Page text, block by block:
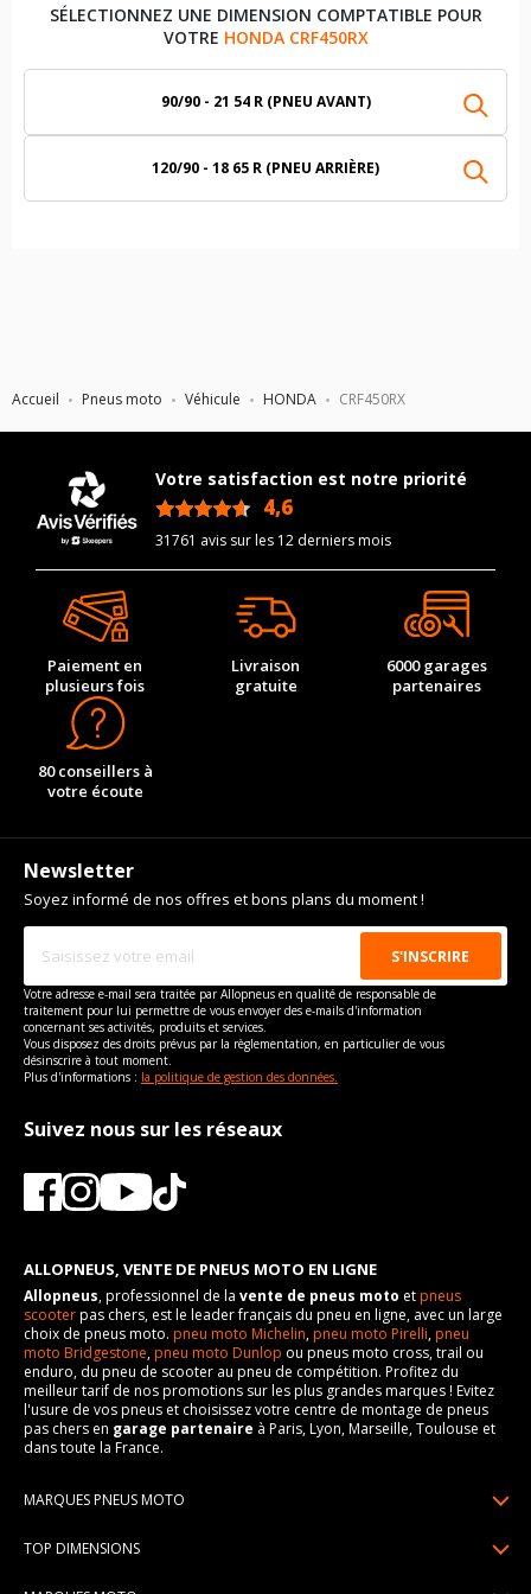
Accueil Pneus moto Véhicule HONDA CRF450RX
SÉLECTIONNEZ UNE DIMENSION COMPTATIBLE POUR
VOTRE HONDA CRF450RX
90/90 - 21 54 R (PNEU AVANT)
120/90 - 18 65 R (PNEU ARRIÈRE)
Votre satisfaction est notre priorité
4,6
31761 avis sur les 12 derniers mois
Paiement en
plusieurs fois
Livraison
gratuite
6000 garages
partenaires
80 conseillers à
votre écoute
Newsletter
Soyez informé de nos offres et bons plans du moment !
Votre adresse e-mail sera traitée par Allopneus en qualité de responsable de
traitement pour lui permettre de vous envoyer des e-mails d'information
concernant ses activités, produits et services.
Vous disposez des droits prévus par la règlementation, en particulier de vous
désinscrire à tout moment.
Plus d'informations : la politique de gestion des données.
Suivez nous sur les réseaux
ALLOPNEUS, VENTE DE PNEUS MOTO EN LIGNE
Allopneus, professionnel de la vente de pneus moto etpneus
scooterpas chers, est le leader français du pneu en ligne, avec un large
choix de pneus moto. pneu moto Michelin,pneu moto Pirelli,pneu
moto Bridgestone,pneu moto Dunlop ou pneus moto cross, trail ou
enduro, du pneu de scooter au pneu de compétition. Profitez du
meilleur tarif de nos promotions sur les plus grandes marques ! Evitez
l'usure de vos pneus et choisissez votre centre de montage de pneus
pas chers en garage partenaire à Paris, Lyon, Marseille, Toulouse et
dans toute la France.
MARQUES PNEUS MOTO
TOP DIMENSIONS